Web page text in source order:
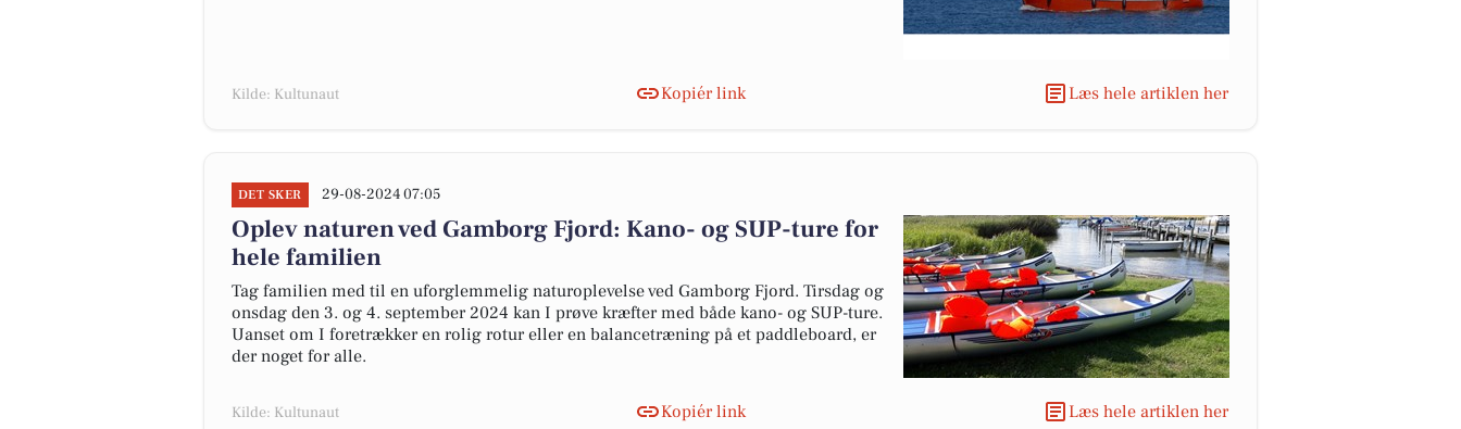
Kilde: Kultunaut Kopiér link Læs hele artiklen her
DET SKER 29-08-2024 07:05
Oplev naturen ved Gamborg Fjord: Kano- og SUP-ture for
hele familien
Tag familien med til en uforglemmelig naturoplevelse ved Gamborg Fjord. Tirsdag og
onsdag den 3. og 4. september 2024 kan I prøve kræfter med både kano- og SUP-ture.
Uanset om I foretrækker en rolig rotur eller en balancetræning på et paddleboard, er
der noget for alle.
Kilde: Kultunaut Kopiér link Læs hele artiklen her